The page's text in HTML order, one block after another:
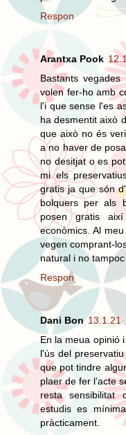
Respon
Arantxa Pook
Bastants
volen fer-ho amb
l'i que sense l'es
ha desmentit això
que això no és
a no haver de
no desitjat o es
mi els
gratis ja que són
bolquers per als
posen gratis
econòmics. Al
vegen comprant-
natural i no
Respon
Dani Bon 13.1.21
En la meua opinió
l'ús del
que pot tindre
plaer de fer l’acte
resta sensibilitat
estudis es
pràcticament.